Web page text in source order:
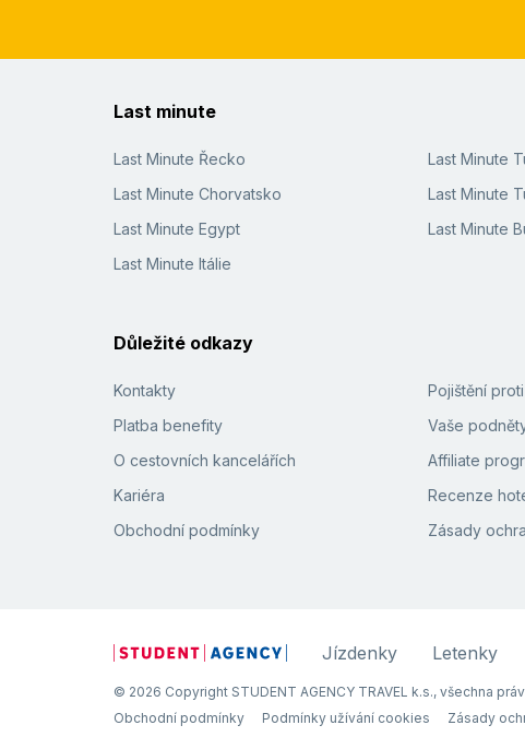
Last minute
Last Minute Řecko
Last Minute Chorvatsko
Last Minute Egypt
Last Minute Itálie
Last Minute
Last Minute
Last Minute
Důležité odkazy
Kontakty
Platba benefity
O cestovních kancelářích
Kariéra
Obchodní podmínky
Pojištění
Vaše
Affiliate
Recenze
Zásady
Jízdenky Letenky
© 2026 Copyright STUDENT AGENCY TRAVEL k.s., všechna
Obchodní podmínky
Podmínky užívání cookies Zásady